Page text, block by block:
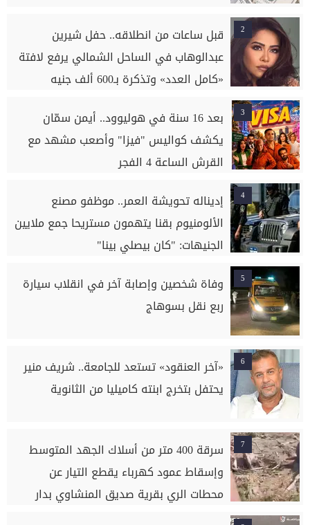
2
قبل ساعات من انطلاقه.. حفل شيرين
عبدالوهاب في الساحل الشمالي يرفع لافتة
«كامل العدد» وتذكرة بـ600 ألف جنيه
3
بعد 16 سنة في هوليوود.. أيمن سمّان
يكشف كواليس "فيزا" وأصعب مشهد مع
القرش الساعة 4 الفجر
4
إديناله تحويشة العمر.. موظفو مصنع
الألومنيوم بقنا يتهمون مستريحا جمع ملايين
الجنيهات: "كان بيصلي بينا"
5
وفاة شخصين وإصابة آخر في انقلاب سيارة
ربع نقل بسوهاج
6
«آخر العنقود» تستعد للجامعة.. شريف منير
يحتفل بتخرج ابنته كاميليا من الثانوية
7
سرقة 400 متر من أسلاك الجهد المتوسط
وإسقاط عمود كهرباء يقطع التيار عن
محطات الري بقرية صديق المنشاوي بدار